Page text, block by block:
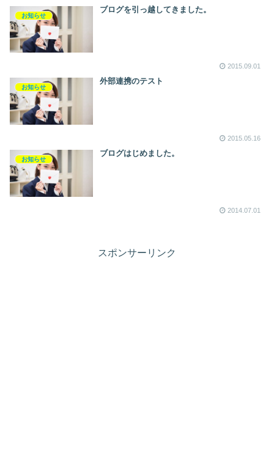
お知らせ
ブログを引っ越してきました。
2015.09.01
お知らせ
外部連携のテスト
2015.05.16
お知らせ
ブログはじめました。
2014.07.01
スポンサーリンク